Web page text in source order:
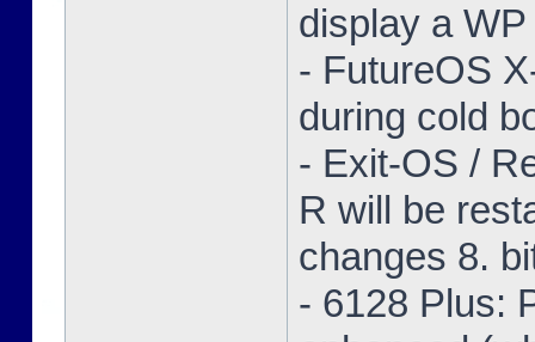
display a
- FutureOS
during cold
- Exit-OS /
R will be
changes 8.
- 6128 Plus: